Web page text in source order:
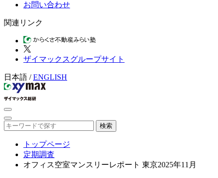
お問い合わせ
関連リンク
ザイマックスグループサイト
日本語 /ENGLISH
検索
トップページ
定期調査
オフィス空室マンスリーレポート 東京2025年11月